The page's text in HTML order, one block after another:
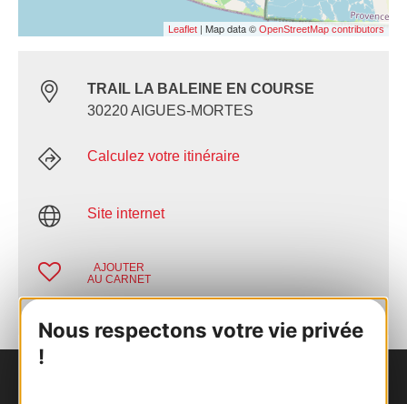
Nous respectons votre vie privée
!
Leaflet | Map data © OpenStreetMap contributors
TRAIL LA BALEINE EN COURSE
30220 AIGUES-MORTES
Calculez votre itinéraire
Site internet
AJOUTER
AU CARNET